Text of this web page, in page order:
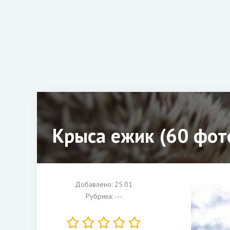
Крыса ежик (60
Добавлено: 25.01
Рубрика: ---